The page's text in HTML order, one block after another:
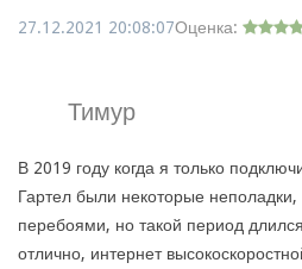
27.12.2021 20:08:07Оценка:
Тимур
В 2019 году когда я только
Гартел были некоторые неполадки,
перебоями, но такой период
отлично, интернет